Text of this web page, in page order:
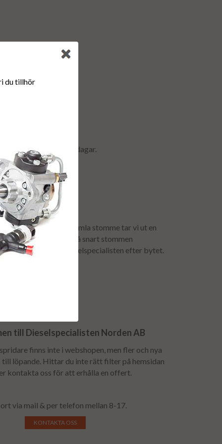
ca är 2-5 arbetsdagar.
för att få tillbaka er gamla stomme tar vi ut en
återbetalas så snart stommen
bokas av dieselspecialisten efter bytet.
till Dieselspecialisten Norden AB
finns inte i webshopen, men fler och nya
löpande. Hittar du inte rätt filter på hemsidan
kontakta oss för att erhålla en offert.
via mail & per telefon mellan 8-17.
KONTAKTA OSS
du tillhör